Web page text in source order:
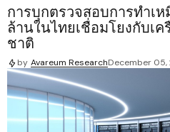
การบุกตรวจสอบการทำเ
ล้านในไทยเชื่อมโยงกับเ
ชาติ
by Avareum ResearchDecember 05,